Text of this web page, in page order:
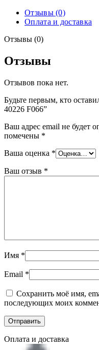
Отзывы (0)
Оплата и доставка
Отзывы (0)
Отзывы
Отзывов пока нет.
Будьте первым, кто
40226 F066”
Ваш адрес email не будет
помечены *
Ваша оценка *
Ваш отзыв *
Имя *
Email *
Сохранить моё имя,
последующих моих
Оплата и доставка